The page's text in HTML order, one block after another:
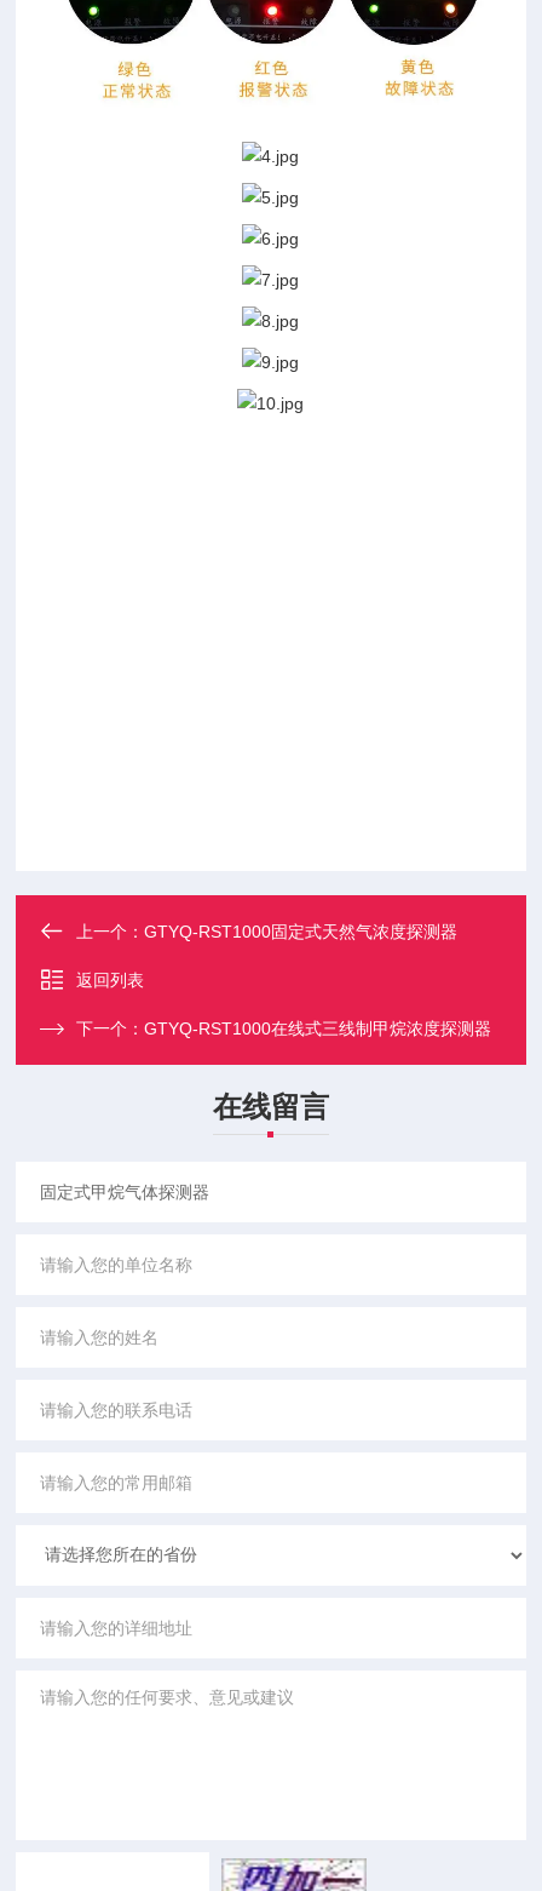
上一个：GTYQ-RST1000固定式天然气浓度探测器
返回列表
下一个：GTYQ-RST1000在线式三线制甲烷浓度探测器
在线留言